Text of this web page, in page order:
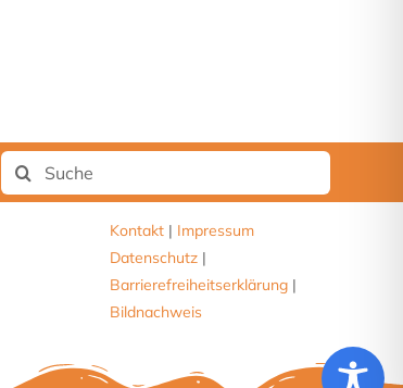
Suche
nach:
Kontakt| Impressum
Datenschutz|
Barrierefreiheitserklärung|
Bildnachweis